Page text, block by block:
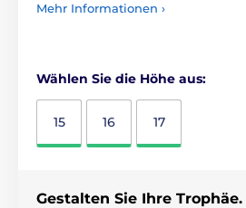
Mehr Informationen ›
Wählen Sie die Höhe aus:
15 16 17
Gestalten Sie Ihre